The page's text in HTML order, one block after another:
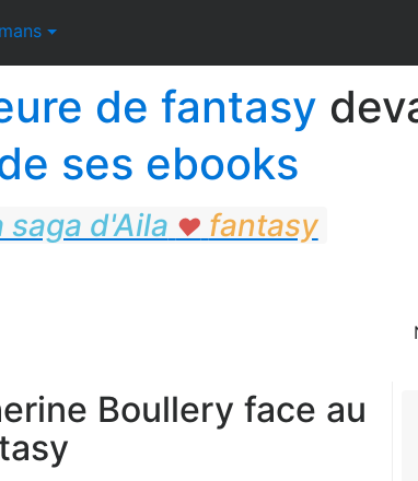
de fantasy
ses ebooks
saga d'Aila ♥ fantasy
Boullery face au